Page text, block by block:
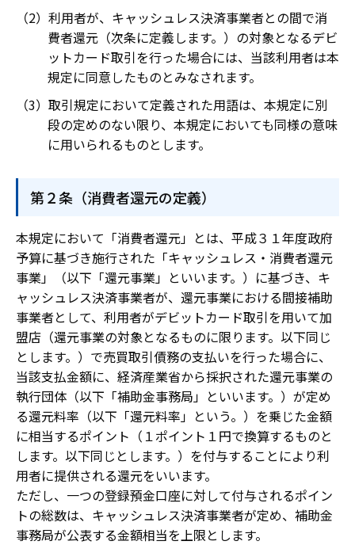
利用者が、キャッシュレス決済事業者との間で消
費者還元（次条に定義します。）の対象となるデビ
ットカード取引を行った場合には、当該利用者は本
規定に同意したものとみなされます。
取引規定において定義された用語は、本規定に別
段の定めのない限り、本規定においても同様の意味
に用いられるものとします。
第２条（消費者還元の定義）
本規定において「消費者還元」とは、平成３１年度政府
予算に基づき施行された「キャッシュレス・消費者還元
事業」（以下「還元事業」といいます。）に基づき、キ
ャッシュレス決済事業者が、還元事業における間接補助
事業者として、利用者がデビットカード取引を用いて加
盟店（還元事業の対象となるものに限ります。以下同じ
とします。）で売買取引債務の支払いを行った場合に、
当該支払金額に、経済産業省から採択された還元事業の
執行団体（以下「補助金事務局」といいます。）が定め
る還元料率（以下「還元料率」という。）を乗じた金額
に相当するポイント（１ポイント１円で換算するものと
します。以下同じとします。）を付与することにより利
用者に提供される還元をいいます。
ただし、一つの登録預金口座に対して付与されるポイン
トの総数は、キャッシュレス決済事業者が定め、補助金
事務局が公表する金額相当を上限とします。